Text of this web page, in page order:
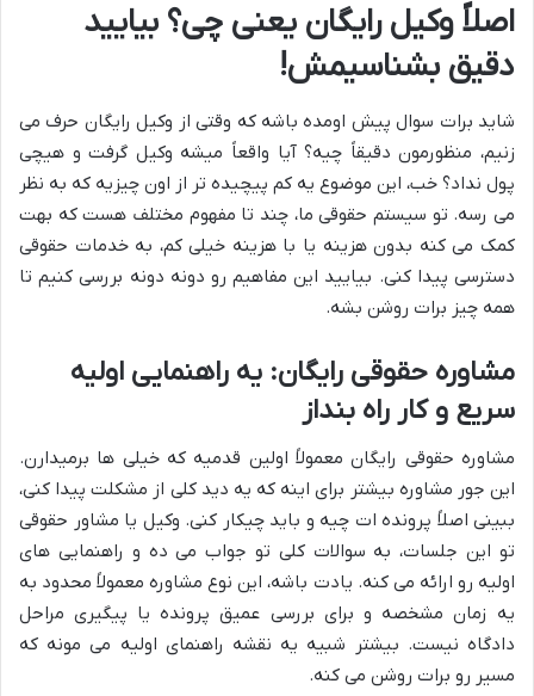
اصلاً وکیل رایگان یعنی چی؟ بیایید
دقیق بشناسیمش!
شاید برات سوال پیش اومده باشه که وقتی از وکیل رایگان حرف می
زنیم، منظورمون دقیقاً چیه؟ آیا واقعاً میشه وکیل گرفت و هیچی
پول نداد؟ خب، این موضوع یه کم پیچیده تر از اون چیزیه که به نظر
می رسه. تو سیستم حقوقی ما، چند تا مفهوم مختلف هست که بهت
کمک می کنه بدون هزینه یا با هزینه خیلی کم، به خدمات حقوقی
دسترسی پیدا کنی. بیایید این مفاهیم رو دونه دونه بررسی کنیم تا
همه چیز برات روشن بشه.
مشاوره حقوقی رایگان: یه راهنمایی اولیه
سریع و کار راه بنداز
مشاوره حقوقی رایگان معمولاً اولین قدمیه که خیلی ها برمیدارن.
این جور مشاوره بیشتر برای اینه که یه دید کلی از مشکلت پیدا کنی،
ببینی اصلاً پرونده ات چیه و باید چیکار کنی. وکیل یا مشاور حقوقی
تو این جلسات، به سوالات کلی تو جواب می ده و راهنمایی های
اولیه رو ارائه می کنه. یادت باشه، این نوع مشاوره معمولاً محدود به
یه زمان مشخصه و برای بررسی عمیق پرونده یا پیگیری مراحل
دادگاه نیست. بیشتر شبیه یه نقشه راهنمای اولیه می مونه که
مسیر رو برات روشن می کنه.